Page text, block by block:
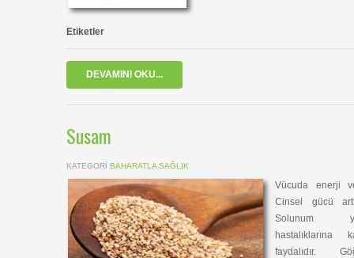
Etiketler
DEVAMINI OKU...
Susam
KATEGORI BAHARATLA SAĞLIK
Vücuda enerji
Cinsel gücü
Solunum
hastalıklarına
faydalıdır.